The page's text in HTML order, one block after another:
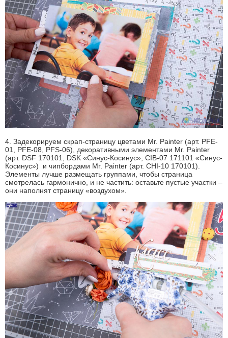
4. Задекорируем скрап-страницу цветами Mr. Painter (арт. PFE-
01, PFE-08, PFS-06), декоративными элементами Mr. Painter
(арт. DSF 170101, DSK «Синус-Косинус», CIB-07 171101 «Синус-
Косинус») и чипбордами Mr. Painter (арт. CHI-10 170101).
Элементы лучше размещать группами, чтобы страница
смотрелась гармонично, и не частить: оставьте пустые участки –
они наполнят страницу «воздухом».